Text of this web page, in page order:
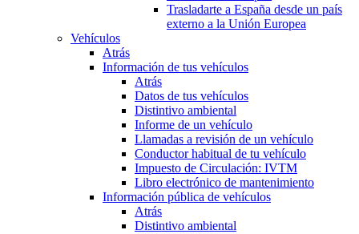
Trasladarte a España desde un país
externo a la Unión Europea
Vehículos
Atrás
Información de tus vehículos
Atrás
Datos de tus vehículos
Distintivo ambiental
Informe de un vehículo
Llamadas a revisión de un vehículo
Conductor habitual de tu vehículo
Impuesto de Circulación: IVTM
Libro electrónico de mantenimiento
Información pública de vehículos
Atrás
Distintivo ambiental